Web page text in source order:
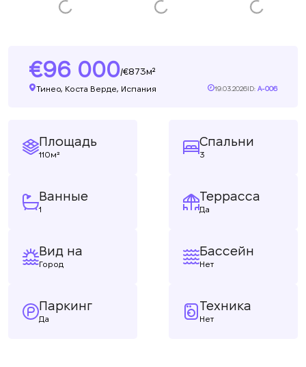
96 000/ 873м²
Тинео, Коста Верде, Испания 19.03.2026ID: A-006
Площадь
110м²
Спальни
3
Ванные
1
Террасса
Да
Вид на
Город
Бассейн
Нет
Паркинг
Да
Техника
Нет